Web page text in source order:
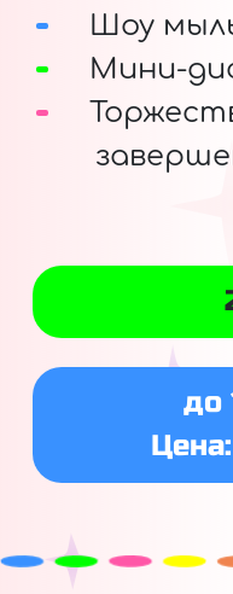
Шоу
Мини-
до